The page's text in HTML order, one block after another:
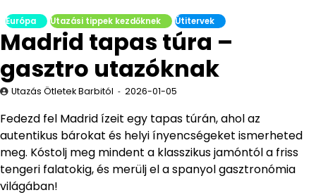
Európa Utazási tippek kezdőknek Útitervek
Madrid tapas túra –
gasztro utazóknak
Utazás Ötletek Barbitól 2026-01-05
Fedezd fel Madrid ízeit egy tapas túrán, ahol az
autentikus bárokat és helyi ínyencségeket ismerheted
meg. Kóstolj meg mindent a klasszikus jamóntól a friss
tengeri falatokig, és merülj el a spanyol gasztronómia
világában!